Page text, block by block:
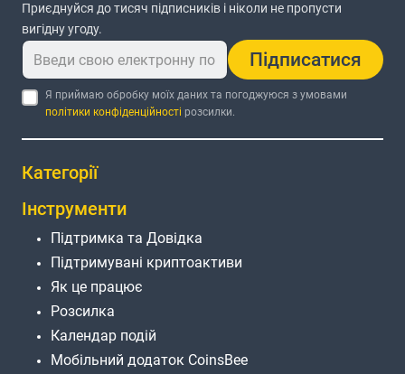
Приєднуйся до тисяч підписників і ніколи не пропусти
вигідну угоду.
Підписатися
Я приймаю обробку моїх даних та погоджуюся з умовами
політики конфіденційності розсилки.
Категорії
Інструменти
Підтримка та Довідка
Підтримувані криптоактиви
Як це працює
Розсилка
Календар подій
Мобільний додаток CoinsBee